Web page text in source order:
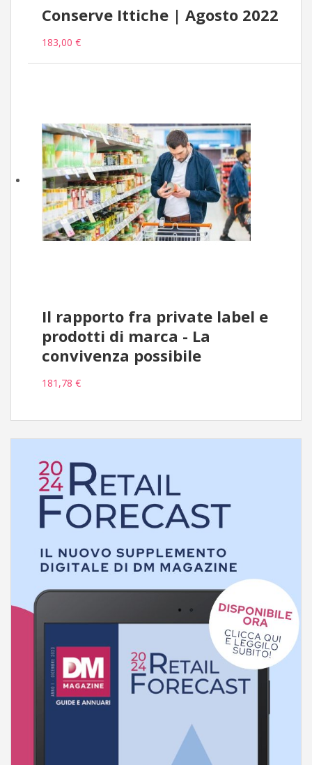
Conserve Ittiche | Agosto 2022
183,00 €
Il rapporto fra private label e
prodotti di marca - La
convivenza possibile
181,78 €